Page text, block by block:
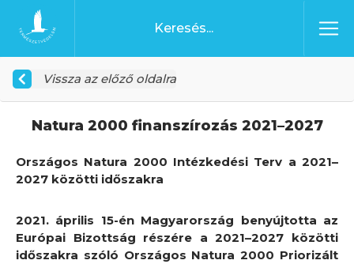
Ugrás a tartalomhoz
Főoldal
Vissza az előző oldalra
Natura 2000 finanszírozás 2021–2027
Országos Natura 2000 Intézkedési Terv a 2021–
2027 közötti időszakra
2021. április 15-én Magyarország benyújtotta az
Európai Bizottság részére a 2021–2027 közötti
időszakra szóló Országos Natura 2000 Priorizált